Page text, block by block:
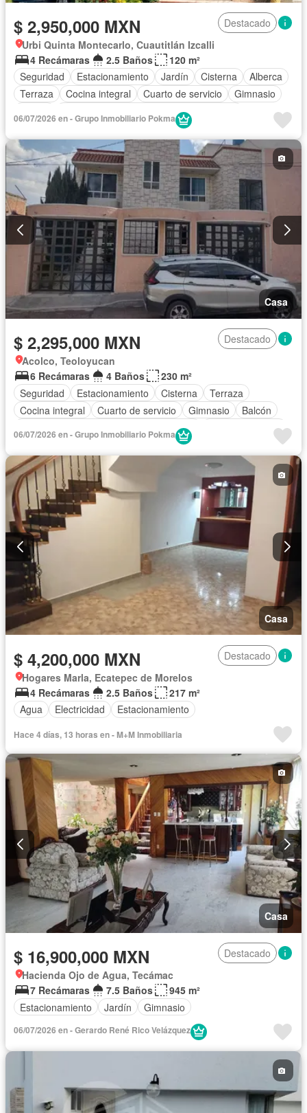
$ 2,950,000 MXN
Destacado
Urbi Quinta Montecarlo, Cuautitlán Izcalli
4 Recámaras
2.5 Baños
120 m²
Seguridad
Estacionamiento Jardín Cisterna
Alberca
Terraza
Cocina integral Cuarto de servicio
Gimnasio
Acceso para personas con discapacidad
Cocina equipada
Sala polivalente
Internet
Bodega
Aire acondicionado
Circuito cerrado de televisión
Electricidad
Azotea Jacuzzi
Agua
Cuarto de Limpieza
Cancha de tenis
Televisión por cable
Calefacción
Gas natural Asador Chimenea
Bodega
Zonas verdes
Despacho
Vista panorámica
Recámara con closet
Caseta de vigilancia
Parcialmente amueblado
06/07/2026 en - Grupo Inmobiliario Pokma
Casa
$ 2,295,000 MXN
Destacado
Acolco, Teoloyucan
6 Recámaras
4 Baños
230 m²
Seguridad
Estacionamiento Cisterna
Terraza
Cocina integral
Cuarto de servicio Gimnasio
Balcón
Acceso para personas con discapacidad
Cocina equipada
Sala polivalente Internet
Aire acondicionado
Circuito cerrado de televisión
Electricidad
Azotea Agua
Cuarto de Limpieza
Cancha de tenis
Televisión por cable
Calefacción
Asador
Bodega
Despacho
Vista panorámica
Recámara con closet
06/07/2026 en - Grupo Inmobiliario Pokma
Casa
$ 4,200,000 MXN
Destacado
Hogares Marla, Ecatepec de Morelos
4 Recámaras
2.5 Baños
217 m²
Agua
Electricidad Estacionamiento
Hace 4 días, 13 horas en - M+M Inmobiliaria
Casa
$ 16,900,000 MXN
Destacado
Hacienda Ojo de Agua, Tecámac
7 Recámaras
7.5 Baños
945 m²
Estacionamiento
Jardín Gimnasio
06/07/2026 en - Gerardo René Rico Velázquez